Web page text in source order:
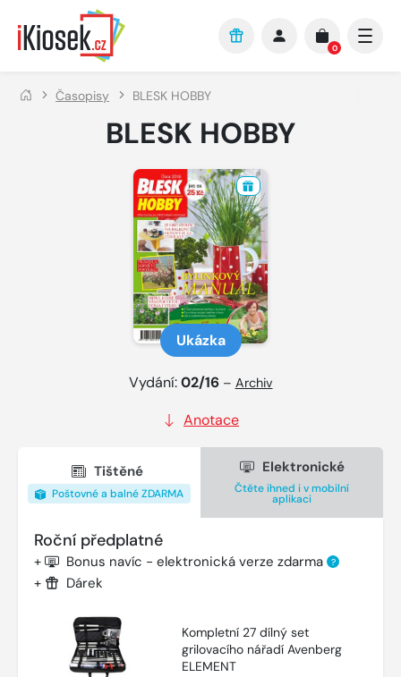
Přejít na hlavní obsah
0
Časopisy BLESK HOBBY
BLESK HOBBY
Ukázka
Vydání:02/16 – Archiv
Anotace
Tištěné
Poštovné a balné ZDARMA
Elektronické
Čtěte ihned i v mobilní
aplikaci
Roční předplatné
+ Bonus navíc - elektronická verze zdarma ?
+ Dárek
Kompletní 27 dílný set
grilovacího nářadí Avenberg
ELEMENT